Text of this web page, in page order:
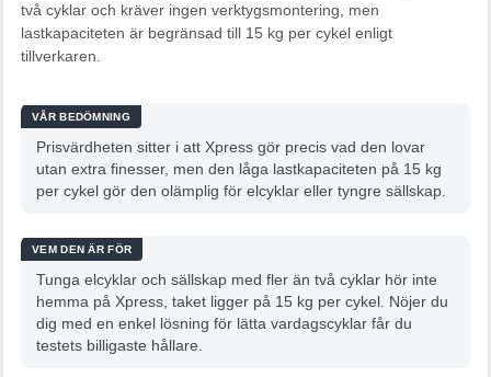
två cyklar och kräver ingen verktygsmontering, men
lastkapaciteten är begränsad till 15 kg per cykel enligt
tillverkaren.
VÅR BEDÖMNING
Prisvärdheten sitter i att Xpress gör precis vad den lovar
utan extra finesser, men den låga lastkapaciteten på 15 kg
per cykel gör den olämplig för elcyklar eller tyngre sällskap.
VEM DEN ÄR FÖR
Tunga elcyklar och sällskap med fler än två cyklar hör inte
hemma på Xpress, taket ligger på 15 kg per cykel. Nöjer du
dig med en enkel lösning för lätta vardagscyklar får du
testets billigaste hållare.